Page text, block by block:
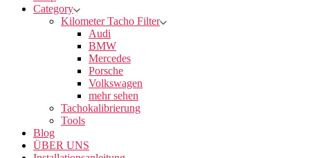
Category
Kilometer Tacho Filter
Audi
BMW
Mercedes
Porsche
Volkswagen
mehr sehen
Tachokalibrierung
Tools
Blog
ÜBER UNS